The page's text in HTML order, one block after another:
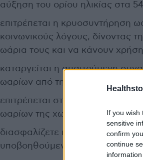
If you wish
sensitive
confirm
continue
αύξηση του ορίου ηλικίας στα
επιτρέπεται η κρυοσυντήρηση
κοινωνικούς λόγους, δίνοντας
ωάρια τους και να κάνουν
καταργείται η απαιτούμενη
ωαρίων από τη γυναίκα που το
επιτρέπεται στη διαζευγμένη
ωαρίων της χωρίς τη
διασφαλίζετε η δυνατότητα
υποβοηθούμενη αναπαραγωγή.